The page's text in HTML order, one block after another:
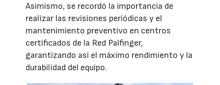
Asimismo, se recordó la importancia de
realizar las revisiones periódicas y el
mantenimiento preventivo en centros
certificados de la Red Palfinger,
garantizando así el máximo rendimiento y la
durabilidad del equipo.